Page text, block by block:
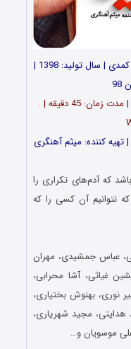
| ژانر: خانوادگی، کمدی | سال تولید: 1398 |
تعداد قسمت ها: 18 اپیزود (فصل اول) | مدت زمان: 45 دقیقه |
که آدم‌های تکراری را
نتوانیم آن کسی را که
عباس جمشیدی، مهران
غیاثی، آشا محرابی،
نوری، بهنوش بختیاری،
مجید شهریاری،
موسویان و…